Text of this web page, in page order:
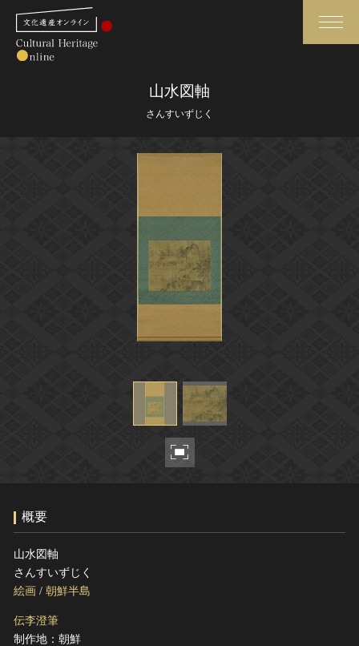
さらに詳細検索
媒体資料・関連記事等
博物館、美術館の皆さまへ
文化庁よりご挨拶
お知らせ一覧
このサイトについて
関連サイトリンク
サイトマップ
サイトのご意見はこちら
文化遺産データベース
国指定文化財等データベース
山水図軸
さんすいずじく
概要
山水図軸
さんすいずじく
絵画 / 朝鮮半島
伝李澄筆
制作地：朝鮮